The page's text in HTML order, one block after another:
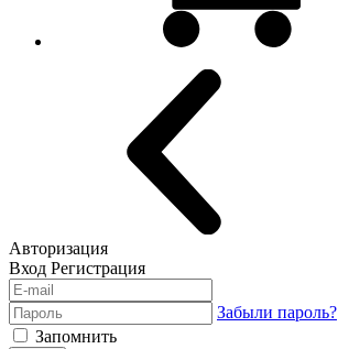
Авторизация
Вход Регистрация
Забыли пароль?
Запомнить